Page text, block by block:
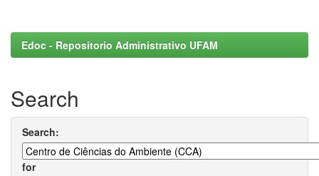
Edoc - Repositorio Administrativo UFAM
Search
Search:
for